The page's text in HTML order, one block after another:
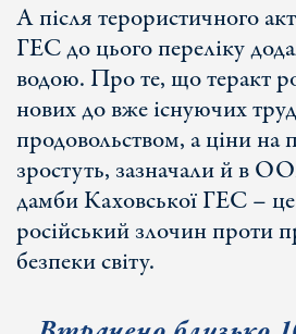
А після терористичного
ГЕС до цього переліку
водою. Про те, що теракт
нових до вже існуючих
продовольством, а ціни на
зростуть, зазначали й в
дамби Каховської ГЕС –
російський злочин проти
безпеки світу.